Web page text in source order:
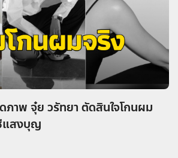
ภาพ จุ๋ย วรัทยา ตัดสินใจโกนผม
แสงบุญ